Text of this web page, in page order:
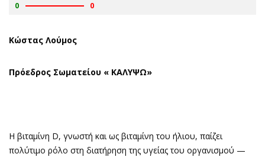
0
0
Κώστας Λούμος
Πρόεδρος Σωματείου « ΚΑΛΥΨΩ»
Η βιταμίνη D, γνωστή και ως βιταμίνη του ήλιου, παίζει
πολύτιμο ρόλο στη διατήρηση της υγείας του οργανισμού —